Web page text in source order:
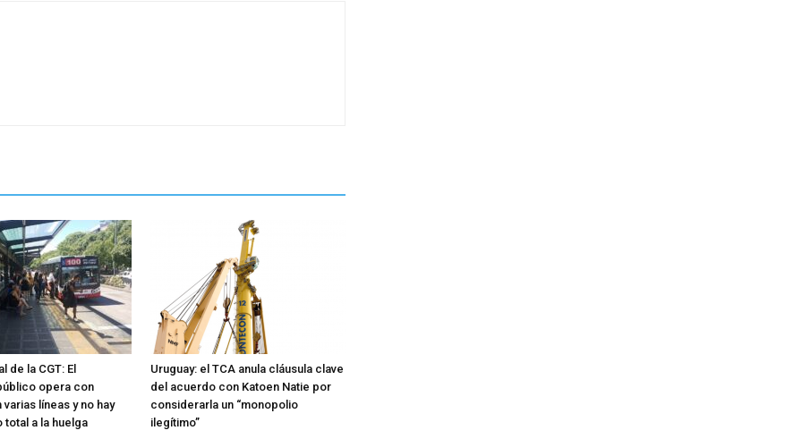
de la CGT: El
opera con
líneas y no hay
total a la huelga
Uruguay: el TCA anula cláusula clave
del acuerdo con Katoen Natie por
considerarla un “monopolio
ilegítimo”